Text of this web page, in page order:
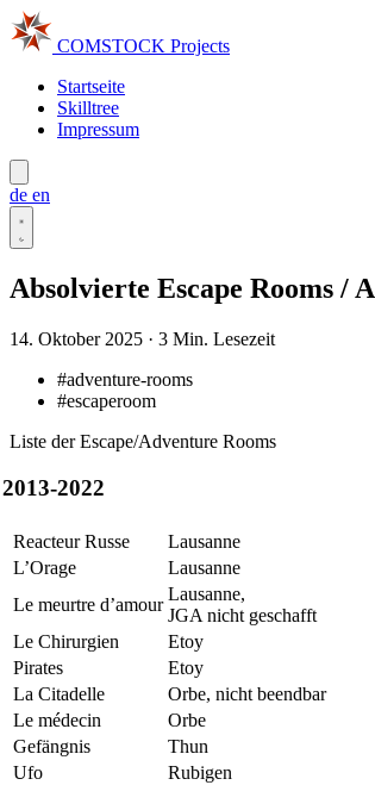
COMSTOCK Projects
Startseite
Skilltree
Impressum
de en
Absolvierte Escape Rooms /
14. Oktober 2025 · 3 Min. Lesezeit
#adventure-rooms
#escaperoom
Liste der Escape/Adventure Rooms
2013-2022
Reacteur Russe
Lausanne
L’Orage
Lausanne
Le meurtre d’amour
Lausanne,
JGA nicht geschafft
Le Chirurgien
Etoy
Pirates
Etoy
La Citadelle
Orbe, nicht beendbar
Le médecin
Orbe
Gefängnis
Thun
Ufo
Rubigen